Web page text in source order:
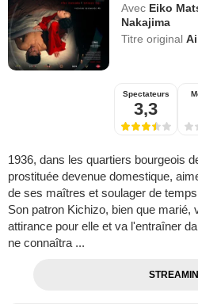
Avec Eiko
Nakajima
Titre original
Spectateurs
3,3
1936, dans les quartiers bourgeois
prostituée devenue domestique,
de ses maîtres et soulager de
Son patron Kichizo, bien que marié,
attirance pour elle et va l'entraîner
ne connaîtra ...